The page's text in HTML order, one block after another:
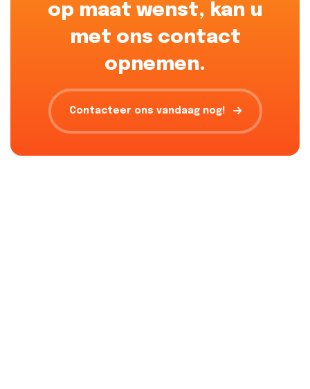
op maat wenst, kan u
met ons contact
opnemen.
Contacteer ons vandaag nog!